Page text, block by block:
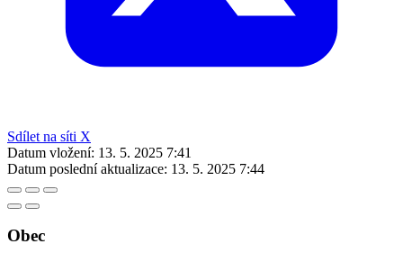
Sdílet na síti X
Datum vložení: 13. 5. 2025 7:41
Datum poslední aktualizace: 13. 5. 2025 7:44
Obec